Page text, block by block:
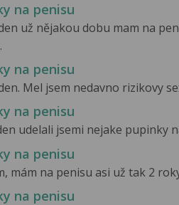
na penisu
už nějakou dobu mam na
na penisu
Mel jsem nedavno rizikovy
na penisu
udelali jsemi nejake pupinky
na penisu
mám na penisu asi už tak 2
na penisu